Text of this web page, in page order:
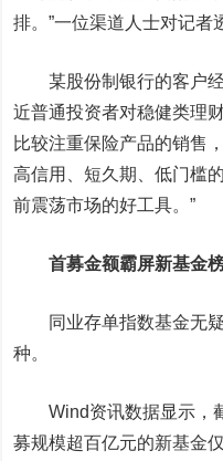
排。”一位渠道人士对记者
某股份制银行的客户经
近普通投资者对稳健类理
比较注重保险产品的销售
高信用、短久期、低门槛
前震荡市场的好工具。”
首募金额霸屏新基金
同业存单指数基金无疑
种。
Wind资讯数据显示，
募规模超百亿元的新基金